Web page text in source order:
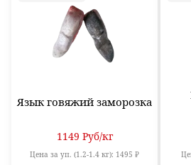
Язык говяжий заморозка
1149 Руб/кг
Цена за уп. (1.2-1.4 кг): 1495 ₽